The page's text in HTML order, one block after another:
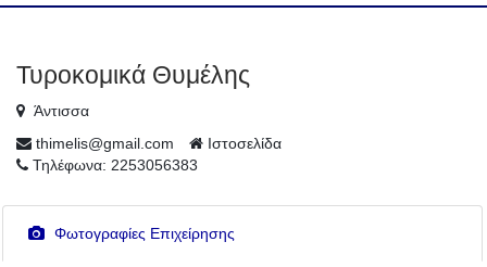
Τυροκομικά Θυμέλης
Άντισσα
thimelis@gmail.com
Ιστοσελίδα
Τηλέφωνα: 2253056383
Φωτογραφίες Επιχείρησης